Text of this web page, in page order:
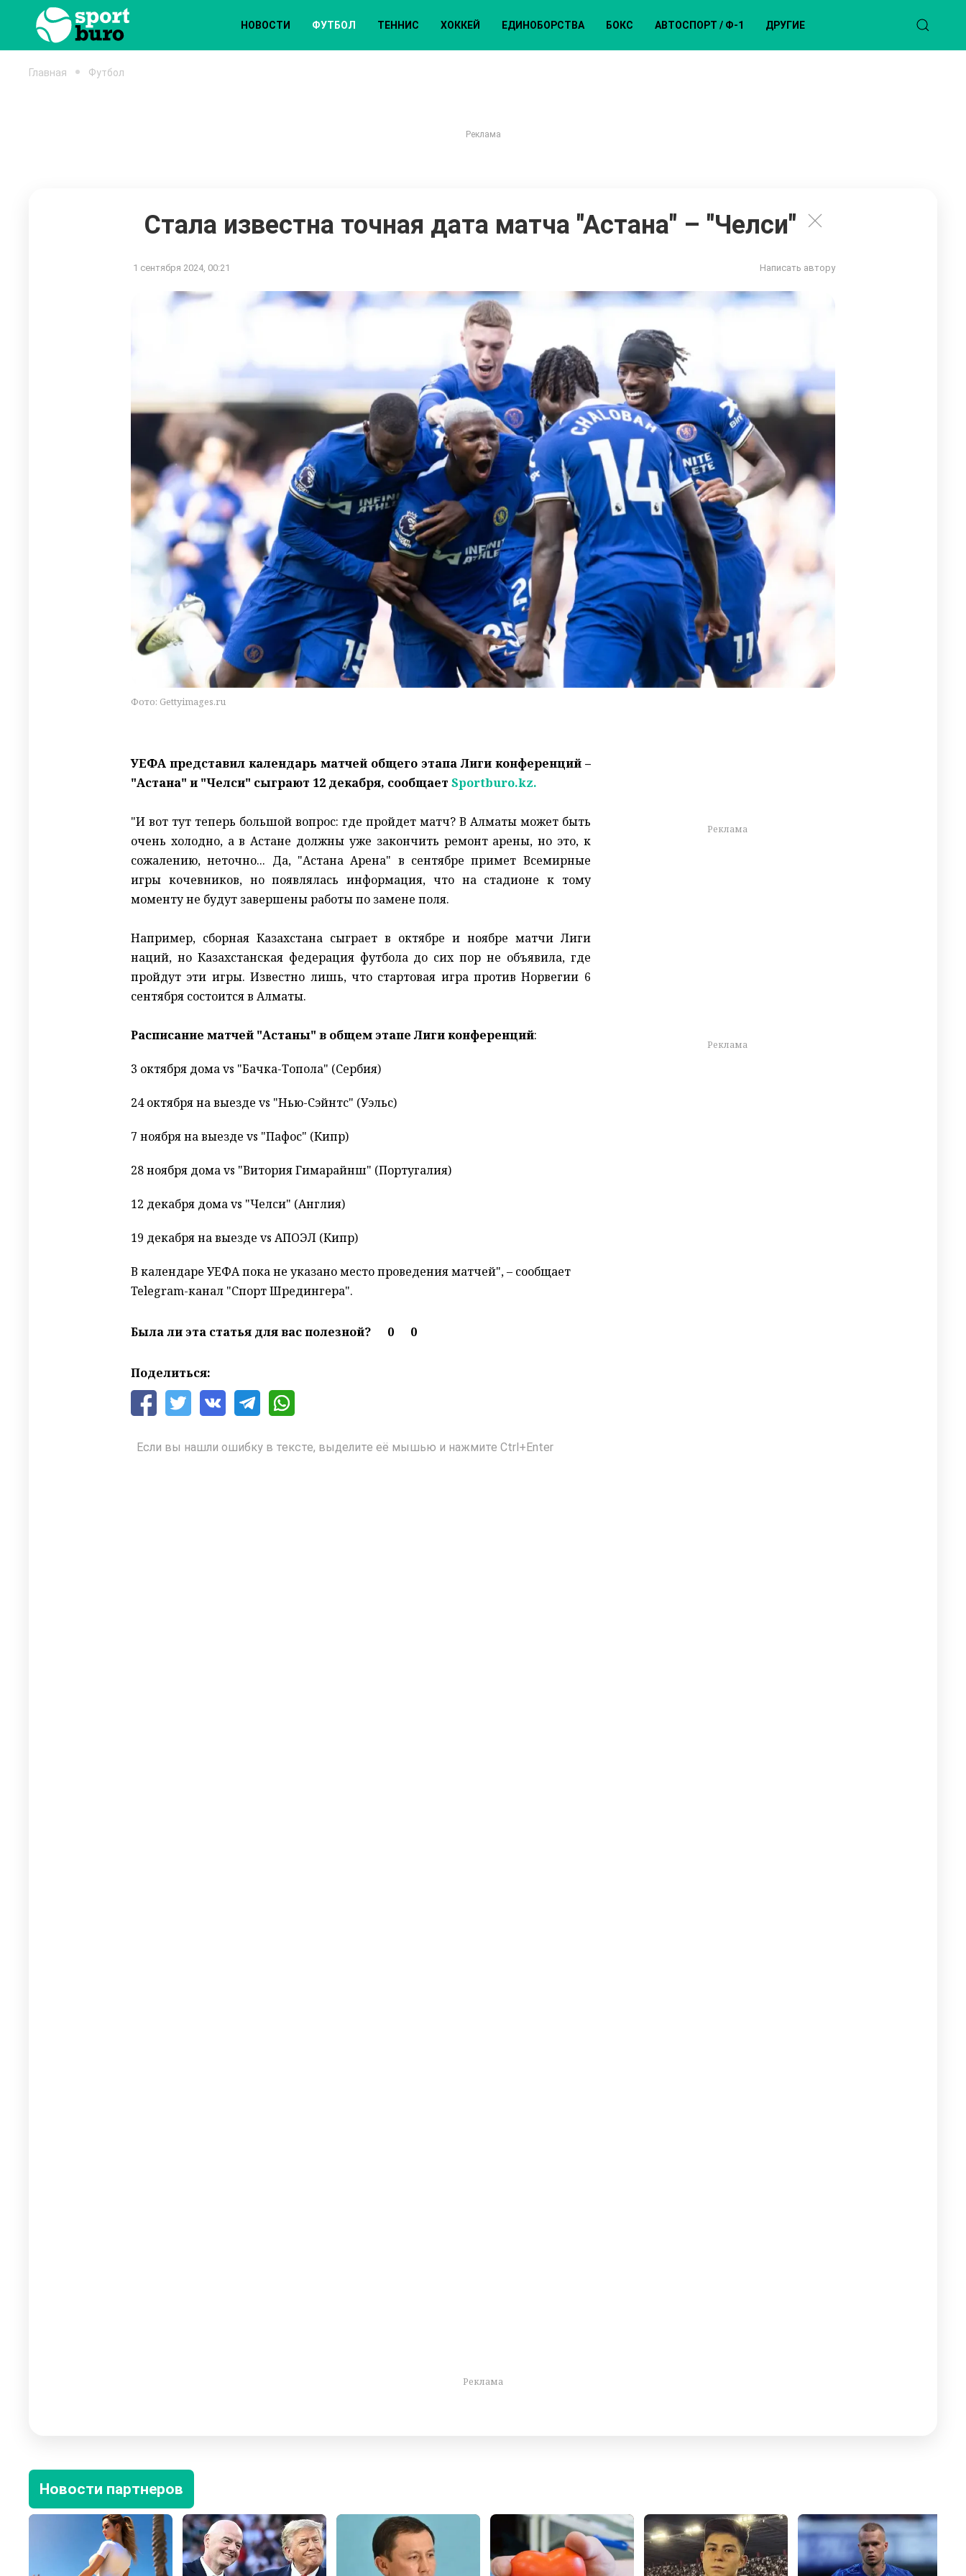
НОВОСТИ ФУТБОЛ ТЕННИС ХОККЕЙ ЕДИНОБОРСТВА БОКС АВТОСПОРТ / Ф-1 ДРУГИЕ
Главная Футбол
Стала известна точная дата матча "Астана" – "Челси"
1 сентября 2024, 00:21 Написать автору
Фото: Gettyimages.ru
УЕФА представилкалендарь матчей общего этапа Лиги конференций –
"Астана" и "Челси" сыграют 12 декабря, сообщает Sportburo.kz.
"И вот тут теперь большой вопрос: где пройдет матч? В Алматы может быть
очень холодно, а в Астане должны уже закончить ремонт арены, но это, к
сожалению, неточно... Да, "Астана Арена" в сентябре примет Всемирные
игры кочевников, но появлялась информация, что на стадионе к тому
моменту не будут завершены работы по замене поля.
Например, сборная Казахстана сыграет в октябре и ноябре матчи Лиги
наций, но Казахстанская федерация футбола до сих пор не объявила, где
пройдут эти игры. Известно лишь, что стартовая игра против Норвегии 6
сентября состоится в Алматы.
Расписание матчей "Астаны" в общем этапе Лиги конференций:
3 октября дома vs "Бачка-Топола" (Сербия)
24 октября на выезде vs "Нью-Сэйнтс" (Уэльс)
7 ноября на выезде vs "Пафос" (Кипр)
28 ноября дома vs "Витория Гимарайнш" (Португалия)
12 декабря дома vs "Челси" (Англия)
19 декабря на выезде vs АПОЭЛ (Кипр)
В календаре УЕФА пока не указано место проведения матчей", – сообщает
Telegram-канал "Спорт Шредингера".
Была ли эта статья для вас полезной? 0 0
Поделиться:
Если вы нашли ошибку в тексте, выделите её мышью и нажмите Ctrl+Enter
Новости партнеров